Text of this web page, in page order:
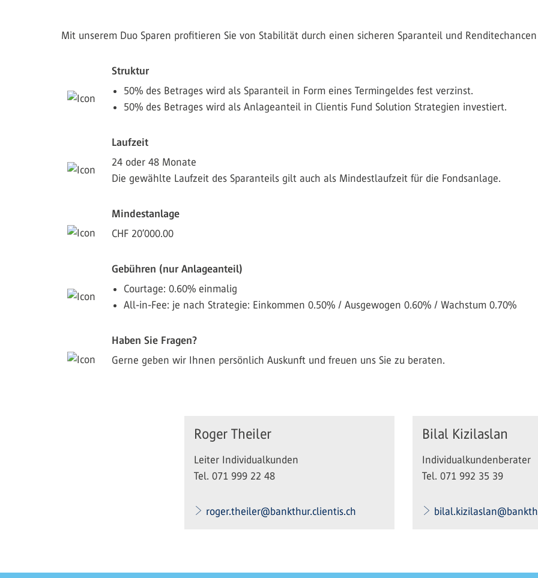
Mit unserem Duo Sparen profitieren Sie von Stabilität durch einen sicheren Sparanteil und
Struktur
50% des Betrages wird als Sparanteil in Form eines Termingeldes fest verzinst.
50% des Betrages wird als Anlageanteil in Clientis Fund Solution Strategien investiert.
Laufzeit
24 oder 48 Monate
Die gewählte Laufzeit des Sparanteils gilt auch als Mindestlaufzeit für die Fondsanlage.
Mindestanlage
CHF 20’000.00
Gebühren (nur Anlageanteil)
Courtage: 0.60% einmalig
All-in-Fee: je nach Strategie: Einkommen 0.50% / Ausgewogen 0.60% / Wachstum 0.70%
Haben Sie Fragen?
Gerne geben wir Ihnen persönlich Auskunft und freuen uns Sie zu beraten.
Roger Theiler
Leiter Individualkunden
Tel. 071 999 22 48
roger.theiler@bankthur.clientis.ch
Bilal Kizilaslan
Individualkundenberater
Tel. 071 992 35 39